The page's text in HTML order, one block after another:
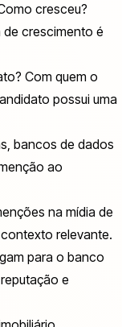
cresceu?
de crescimento é
Com quem o
possui uma
bancos de dados
ao
na mídia de
relevante.
para o banco
e